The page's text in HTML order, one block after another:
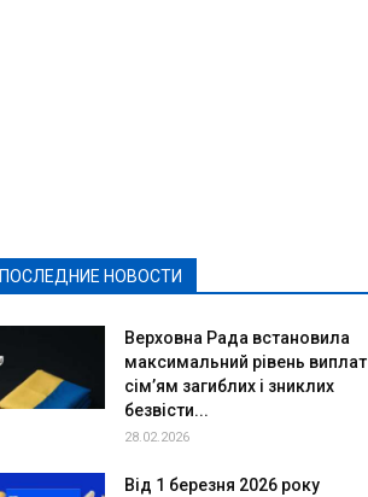
ПОСЛЕДНИЕ НОВОСТИ
Верховна Рада встановила
максимальний рівень виплат
сім’ям загиблих і зниклих
безвісти...
28.02.2026
Від 1 березня 2026 року